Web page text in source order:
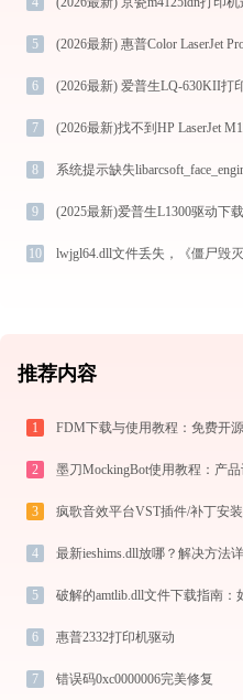
5
6
7
8 系统提示缺失
9 (2025最新)爱普生L1300驱动下
10
推荐内容
1
2
3
4 最新ieshims.dll放哪？解决方法
5 破解的amtlib.dll文件下载指南：
6 惠普2332打印机驱动
7 错误码0xc0000006完美修复